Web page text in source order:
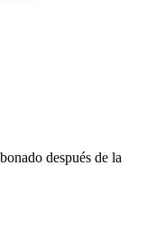
después de la